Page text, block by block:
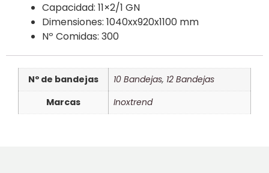
Capacidad: 11×2/1 GN
Dimensiones: 1040xx920x1100 mm
Nº Comidas: 300
Nº de bandejas 10 Bandejas, 12 Bandejas
Marcas
Inoxtrend